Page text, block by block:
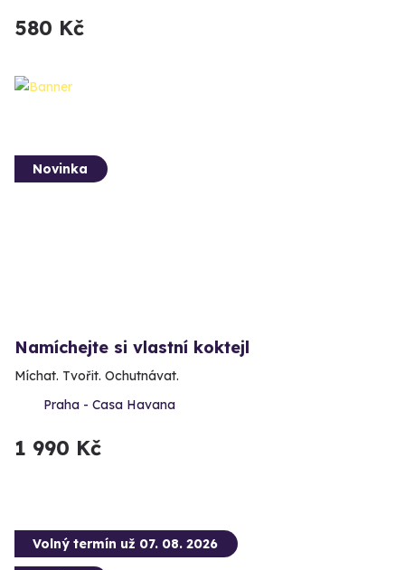
580 Kč
Novinka
Namíchejte si vlastní koktejl
Míchat. Tvořit. Ochutnávat.
Praha - Casa Havana
1 990 Kč
Volný termín už 07. 08. 2026